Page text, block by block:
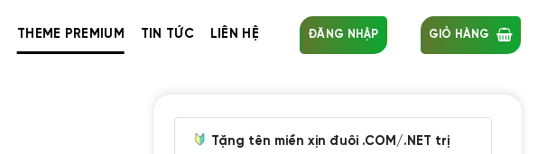
THEME PREMIUM TIN TỨC LIÊN HỆ ĐĂNG NHẬP GIỎ HÀNG
Tặng tên miền xịn đuôi .COM/.NET trị